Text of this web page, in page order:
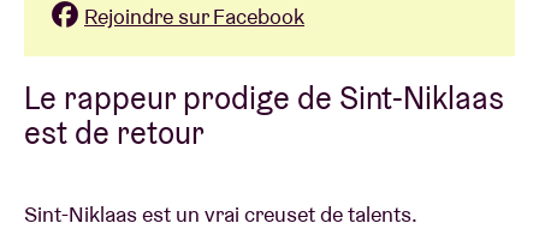
Le rappeur prodige de Sint-Niklaas
est de retour
Sint-Niklaas est un vrai creuset de talents.
Rejoindre sur Facebook